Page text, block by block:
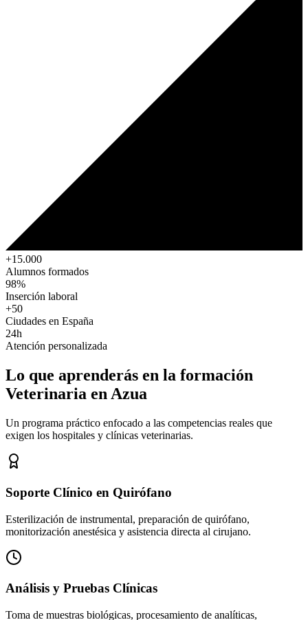
+15.000
Alumnos formados
98%
Inserción laboral
+50
Ciudades en España
24h
Atención personalizada
Lo que aprenderás en la formación
Veterinaria en Azua
Un programa práctico enfocado a las competencias reales que
exigen los hospitales y clínicas veterinarias.
Soporte Clínico en Quirófano
Esterilización de instrumental, preparación de quirófano,
monitorización anestésica y asistencia directa al cirujano.
Análisis y Pruebas Clínicas
Toma de muestras biológicas, procesamiento de analíticas,